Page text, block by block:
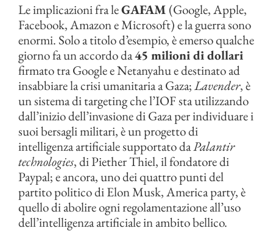
Le implicazioni fra leGAFAM(Google, Apple,
Facebook, Amazon e Microsoft) e la guerra sono
enormi. Solo a titolo d’esempio, è emerso qualche
giorno fa un accordo da45 milioni di dollari
firmato tra Google e Netanyahu e destinato ad
insabbiare la crisi umanitaria a Gaza;Lavender, è
un sistema di targeting che l’IOF sta utilizzando
dall’inizio dell’invasione di Gaza per individuare i
suoi bersagli militari, è un progetto di
intelligenza artificiale supportato daPalantir
technologies, di Piether Thiel, il fondatore di
Paypal; e ancora, uno dei quattro punti del
partito politico di Elon Musk, America party, è
quello di abolire ogni regolamentazione all’uso
dell’intelligenza artificiale in ambito bellico.